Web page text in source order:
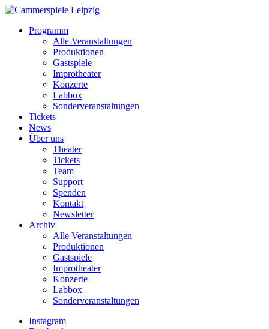
Programm
Alle Veranstaltungen
Produktionen
Gastspiele
Improtheater
Konzerte
Labbox
Sonderveranstaltungen
Tickets
News
Über uns
Theater
Tickets
Team
Support
Spenden
Kontakt
Newsletter
Archiv
Alle Veranstaltungen
Produktionen
Gastspiele
Improtheater
Konzerte
Labbox
Sonderveranstaltungen
Instagram